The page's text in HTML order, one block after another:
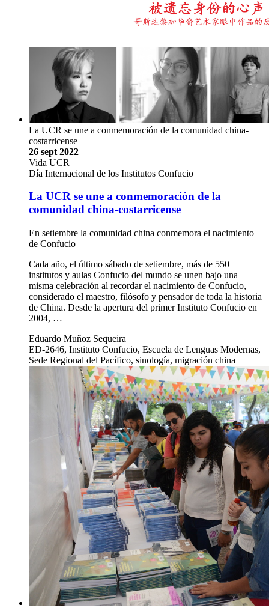
La UCR se une a conmemoración de la comunidad china-
costarricense
26 sept 2022
Vida UCR
Día Internacional de los Institutos Confucio
La UCR se une a conmemoración de la
comunidad china-costarricense
En setiembre la comunidad china conmemora el nacimiento
de Confucio
Cada año, el último sábado de setiembre, más de 550
institutos y aulas Confucio del mundo se unen bajo una
misma celebración al recordar el nacimiento de Confucio,
considerado el maestro, filósofo y pensador de toda la historia
de China. Desde la apertura del primer Instituto Confucio en
2004, …
Eduardo Muñoz Sequeira
ED-2646, Instituto Confucio, Escuela de Lenguas Modernas,
Sede Regional del Pacífico, sinología, migración china